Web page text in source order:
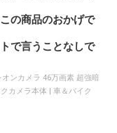
の商品のおかげで
で言うことなしで
ンカメラ 46万画素 超強暗
カメラ本体 | 車＆バイク